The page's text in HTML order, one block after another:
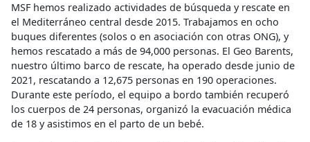
MSF hemos realizado actividades de búsqueda y rescate en
el Mediterráneo central desde 2015. Trabajamos en ocho
buques diferentes (solos o en asociación con otras ONG), y
hemos rescatado a más de 94,000 personas. El Geo Barents,
nuestro último barco de rescate, ha operado desde junio de
2021, rescatando a 12,675 personas en 190 operaciones.
Durante este período, el equipo a bordo también recuperó
los cuerpos de 24 personas, organizó la evacuación médica
de 18 y asistimos en el parto de un bebé.